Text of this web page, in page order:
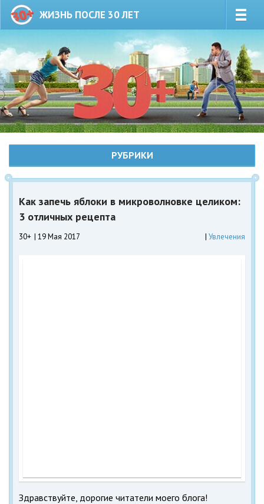
ЖИЗНЬ ПОСЛЕ 30 ЛЕТ
РУБРИКИ
Как запечь яблоки в микроволновке целиком:
3 отличных рецепта
30+ 19 Мая 2017 Увлечения
Здравствуйте, дорогие читатели моего блога!